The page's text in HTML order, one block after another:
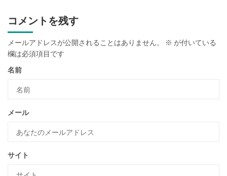
コメントを残す
メールアドレスが公開されることはありません。 ※ が付いている
欄は必須項目です
名前
メール
サイト